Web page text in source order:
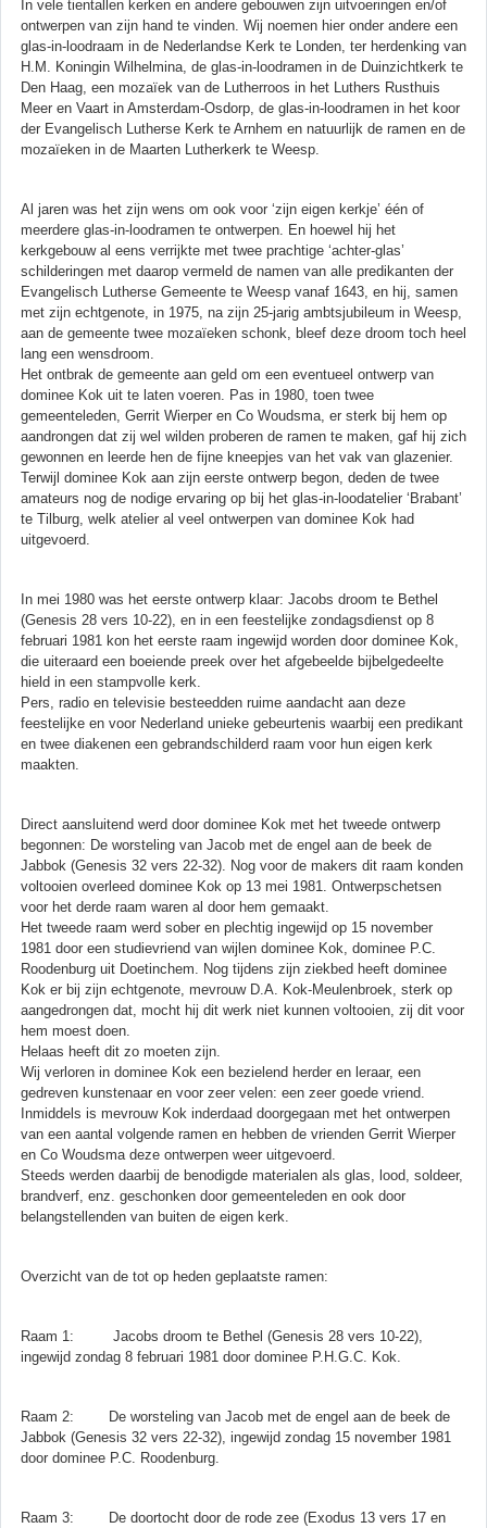
In vele tientallen kerken en andere gebouwen zijn uitvoeringen en/of
ontwerpen van zijn hand te vinden. Wij noemen hier onder andere een
glas-in-loodraam in de Nederlandse Kerk te Londen, ter herdenking van
H.M. Koningin Wilhelmina, de glas-in-loodramen in de Duinzichtkerk te
Den Haag, een mozaïek van de Lutherroos in het Luthers Rusthuis
Meer en Vaart in Amsterdam-Osdorp, de glas-in-loodramen in het koor
der Evangelisch Lutherse Kerk te Arnhem en natuurlijk de ramen en de
mozaïeken in de Maarten Lutherkerk te Weesp.
Al jaren was het zijn wens om ook voor ‘zijn eigen kerkje’ één of
meerdere glas-in-loodramen te ontwerpen. En hoewel hij het
kerkgebouw al eens verrijkte met twee prachtige ‘achter-glas’
schilderingen met daarop vermeld de namen van alle predikanten der
Evangelisch Lutherse Gemeente te Weesp vanaf 1643, en hij, samen
met zijn echtgenote, in 1975, na zijn 25-jarig ambtsjubileum in Weesp,
aan de gemeente twee mozaïeken schonk, bleef deze droom toch heel
lang een wensdroom.
Het ontbrak de gemeente aan geld om een eventueel ontwerp van
dominee Kok uit te laten voeren. Pas in 1980, toen twee
gemeenteleden, Gerrit Wierper en Co Woudsma, er sterk bij hem op
aandrongen dat zij wel wilden proberen de ramen te maken, gaf hij zich
gewonnen en leerde hen de fijne kneepjes van het vak van glazenier.
Terwijl dominee Kok aan zijn eerste ontwerp begon, deden de twee
amateurs nog de nodige ervaring op bij het glas-in-loodatelier ‘Brabant’
te Tilburg, welk atelier al veel ontwerpen van dominee Kok had
uitgevoerd.
In mei 1980 was het eerste ontwerp klaar: Jacobs droom te Bethel
(Genesis 28 vers 10-22), en in een feestelijke zondagsdienst op 8
februari 1981 kon het eerste raam ingewijd worden door dominee Kok,
die uiteraard een boeiende preek over het afgebeelde bijbelgedeelte
hield in een stampvolle kerk.
Pers, radio en televisie besteedden ruime aandacht aan deze
feestelijke en voor Nederland unieke gebeurtenis waarbij een predikant
en twee diakenen een gebrandschilderd raam voor hun eigen kerk
maakten.
Direct aansluitend werd door dominee Kok met het tweede ontwerp
begonnen: De worsteling van Jacob met de engel aan de beek de
Jabbok (Genesis 32 vers 22-32). Nog voor de makers dit raam konden
voltooien overleed dominee Kok op 13 mei 1981. Ontwerpschetsen
voor het derde raam waren al door hem gemaakt.
Het tweede raam werd sober en plechtig ingewijd op 15 november
1981 door een studievriend van wijlen dominee Kok, dominee P.C.
Roodenburg uit Doetinchem. Nog tijdens zijn ziekbed heeft dominee
Kok er bij zijn echtgenote, mevrouw D.A. Kok-Meulenbroek, sterk op
aangedrongen dat, mocht hij dit werk niet kunnen voltooien, zij dit voor
hem moest doen.
Helaas heeft dit zo moeten zijn.
Wij verloren in dominee Kok een bezielend herder en leraar, een
gedreven kunstenaar en voor zeer velen: een zeer goede vriend.
Inmiddels is mevrouw Kok inderdaad doorgegaan met het ontwerpen
van een aantal volgende ramen en hebben de vrienden Gerrit Wierper
en Co Woudsma deze ontwerpen weer uitgevoerd.
Steeds werden daarbij de benodigde materialen als glas, lood, soldeer,
brandverf, enz. geschonken door gemeenteleden en ook door
belangstellenden van buiten de eigen kerk.
Overzicht van de tot op heden geplaatste ramen:
Raam 1: Jacobs droom te Bethel (Genesis 28 vers 10-22),
ingewijd zondag 8 februari 1981 door dominee P.H.G.C. Kok.
Raam 2: De worsteling van Jacob met de engel aan de beek de
Jabbok (Genesis 32 vers 22-32), ingewijd zondag 15 november 1981
door dominee P.C. Roodenburg.
Raam 3: De doortocht door de rode zee (Exodus 13 vers 17 en